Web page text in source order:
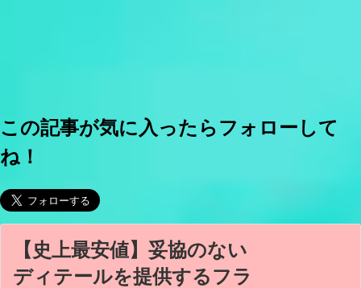
この記事が気に入ったらフォローして
ね！
【史上最安値】妥協のない
ディテールを提供するフラ